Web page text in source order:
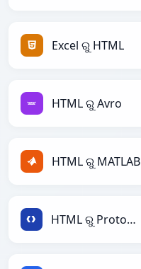
Excel ରୁ HTML
HTML ରୁ Avro
HTML ରୁ MATLAB
HTML ରୁ Protobuf